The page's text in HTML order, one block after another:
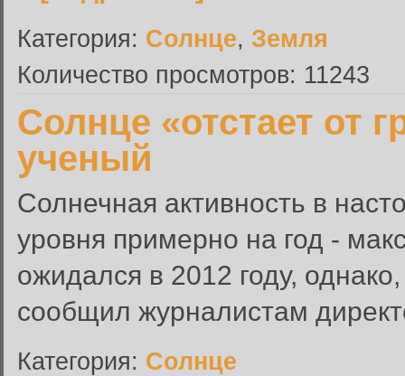
Категория: Солнце, Земля
Количество просмотров: 11243
Солнце «отстает от
ученый
Солнечная активность в
уровня примерно на год -
ожидался в 2012 году,
сообщил журналистам
Категория: Солнце